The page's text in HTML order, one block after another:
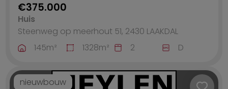
€375.000
Huis
Steenweg op meerhout 51, 2430 LAAKDAL
145m² 1328m² 2 D
nieuwbouw